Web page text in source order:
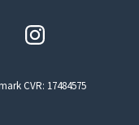
CVR: 17484575